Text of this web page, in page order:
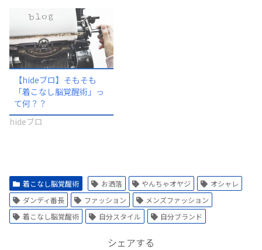
【hideブロ】そもそも
「着こなし脳覚醒術」っ
て何？？
hideブロ
着こなし脳覚醒術 お洒落 やんちゃオヤジ
オシャレ
ダンディ番長
ファッション
メンズファッション
着こなし脳覚醒術
自分スタイル 自分ブランド
シェアする